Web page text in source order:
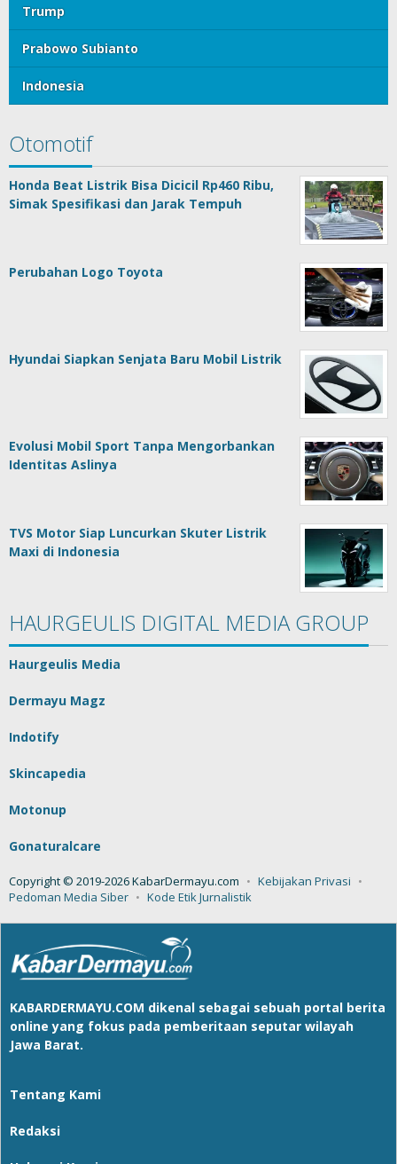
Trump
Prabowo Subianto
Indonesia
Otomotif
Honda Beat Listrik Bisa Dicicil Rp460 Ribu,
Simak Spesifikasi dan Jarak Tempuh
Perubahan Logo Toyota
Hyundai Siapkan Senjata Baru Mobil Listrik
Evolusi Mobil Sport Tanpa Mengorbankan
Identitas Aslinya
TVS Motor Siap Luncurkan Skuter Listrik
Maxi di Indonesia
HAURGEULIS DIGITAL MEDIA GROUP
Haurgeulis Media
Dermayu Magz
Indotify
Skincapedia
Motonup
Gonaturalcare
Copyright © 2019-2026 KabarDermayu.com
Kebijakan Privasi
Pedoman Media Siber
Kode Etik Jurnalistik
KABARDERMAYU.COM dikenal sebagai sebuah portal berita
online yang fokus pada pemberitaan seputar wilayah
Jawa Barat.
Tentang Kami
Redaksi